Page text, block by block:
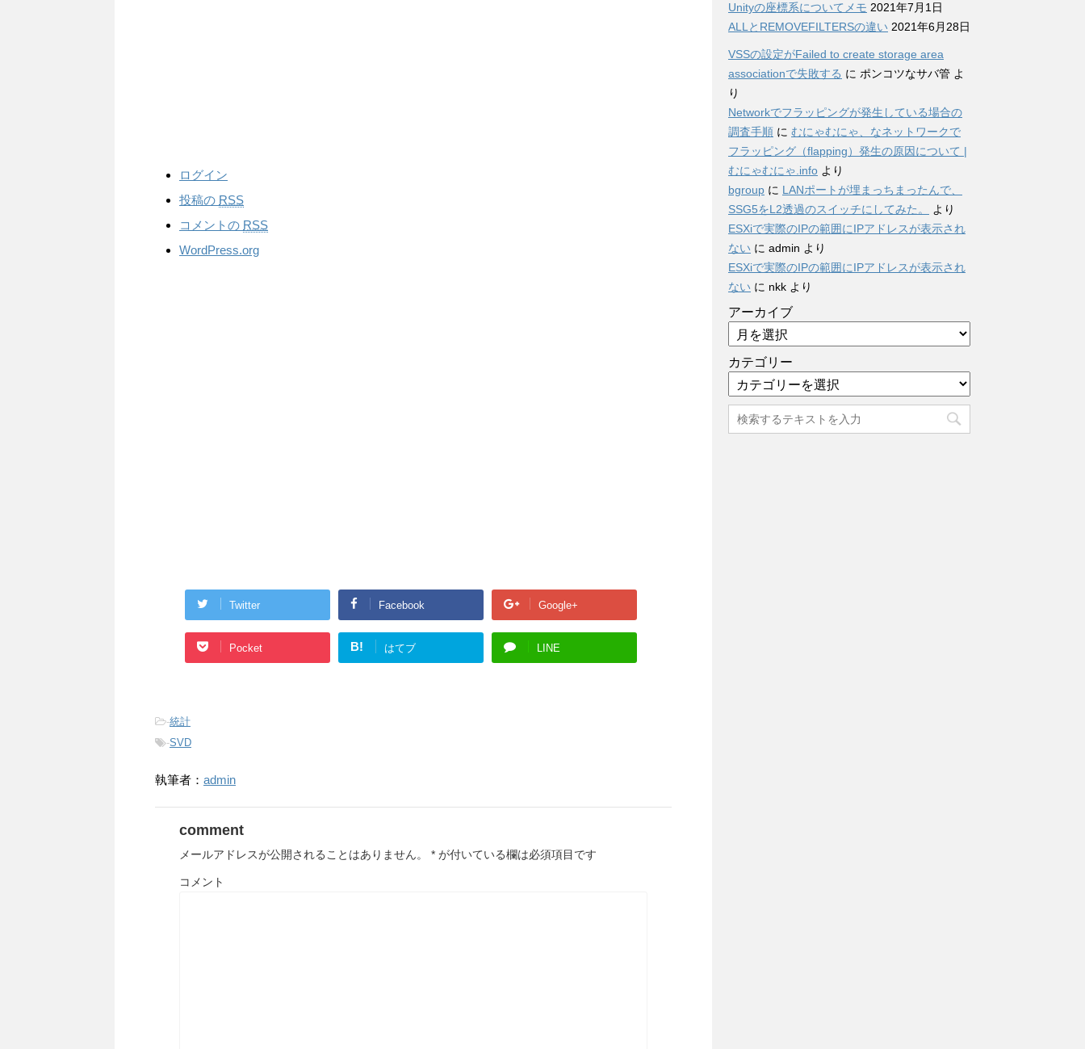
ログイン
投稿の RSS
コメントの RSS
WordPress.org
Twitter Facebook Google+
Pocket B! はてブ LINE
-統計
-SVD
執筆者： admin
comment
メールアドレスが公開されることはありません。 * が付いている欄は必須項目です
コメント
Unityの座標系についてメモ 2021年7月1日
ALLとREMOVEFILTERSの違い 2021年6月28日
VSSの設定がFailed to create storage area
associationで失敗する に ポンコツなサバ管 よ
り
Networkでフラッピングが発生している場合の
調査手順 に むにゃむにゃ、なネットワークで
フラッピング（flapping）発生の原因について |
むにゃむにゃ.info より
bgroup に LANポートが埋まっちまったんで、
SSG5をL2透過のスイッチにしてみた。
より
ESXiで実際のIPの範囲にIPアドレスが表示され
ない に admin より
ESXiで実際のIPの範囲にIPアドレスが表示され
ない に nkk より
アーカイブ
カテゴリー